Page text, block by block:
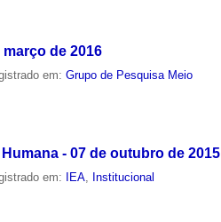
de 2016
em:Grupo de Pesquisa Meio
- 07 de outubro de 2015
em: IEA, Institucional